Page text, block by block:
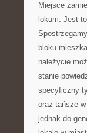
Miejsce
lokum. Jest
bloku
należycie
stanie
specyficzny
oraz tańsze
jednak do